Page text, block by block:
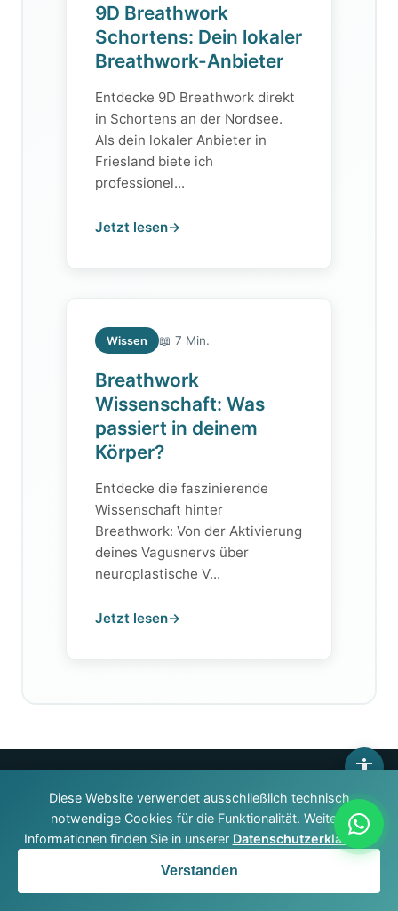
9D Breathwork
Schortens: Dein lokaler
Breathwork-Anbieter
Entdecke 9D Breathwork direkt
in Schortens an der Nordsee.
Als dein lokaler Anbieter in
Friesland biete ich
professionel...
Jetzt lesen→
Wissen 📖 7 Min.
Breathwork
Wissenschaft: Was
passiert in deinem
Körper?
Entdecke die faszinierende
Wissenschaft hinter
Breathwork: Von der Aktivierung
deines Vagusnervs über
neuroplastische V...
Jetzt lesen→
Diese Website verwendet ausschließlich technisch
notwendige Cookies für die Funktionalität. Weitere
Informationen finden Sie in unserer Datenschutzerklärung
Verstanden
Jetzt anrufen